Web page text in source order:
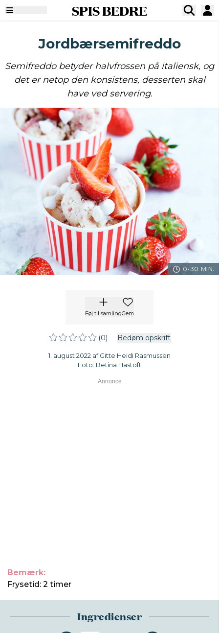
SPIS BEDRE
Jordbærsemifreddo
Semifreddo betyder halvfrossen på italiensk, og
det er netop den konsistens, desserten skal
have ved servering.
0-30 MIN.
Føj til samlingGem
(0) Bedøm opskrift
1. august 2022 af Gitte Heidi Rasmussen
Foto: Betina Hastoft
Bemærk:
Frysetid: 2 timer
Ingredienser